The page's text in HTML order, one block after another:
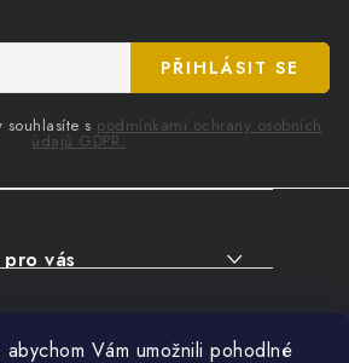
Vám umožnili pohodlné
s podmínkami ochrany osobních
údajů GDPR.
PŘIHLÁSIT SE
vás